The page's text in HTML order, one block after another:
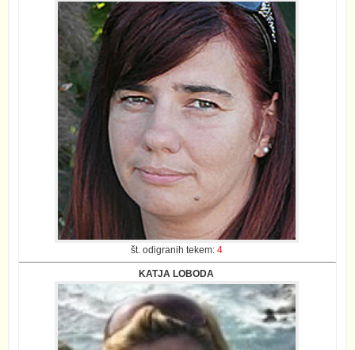
št. odigranih tekem: 4
KATJA LOBODA